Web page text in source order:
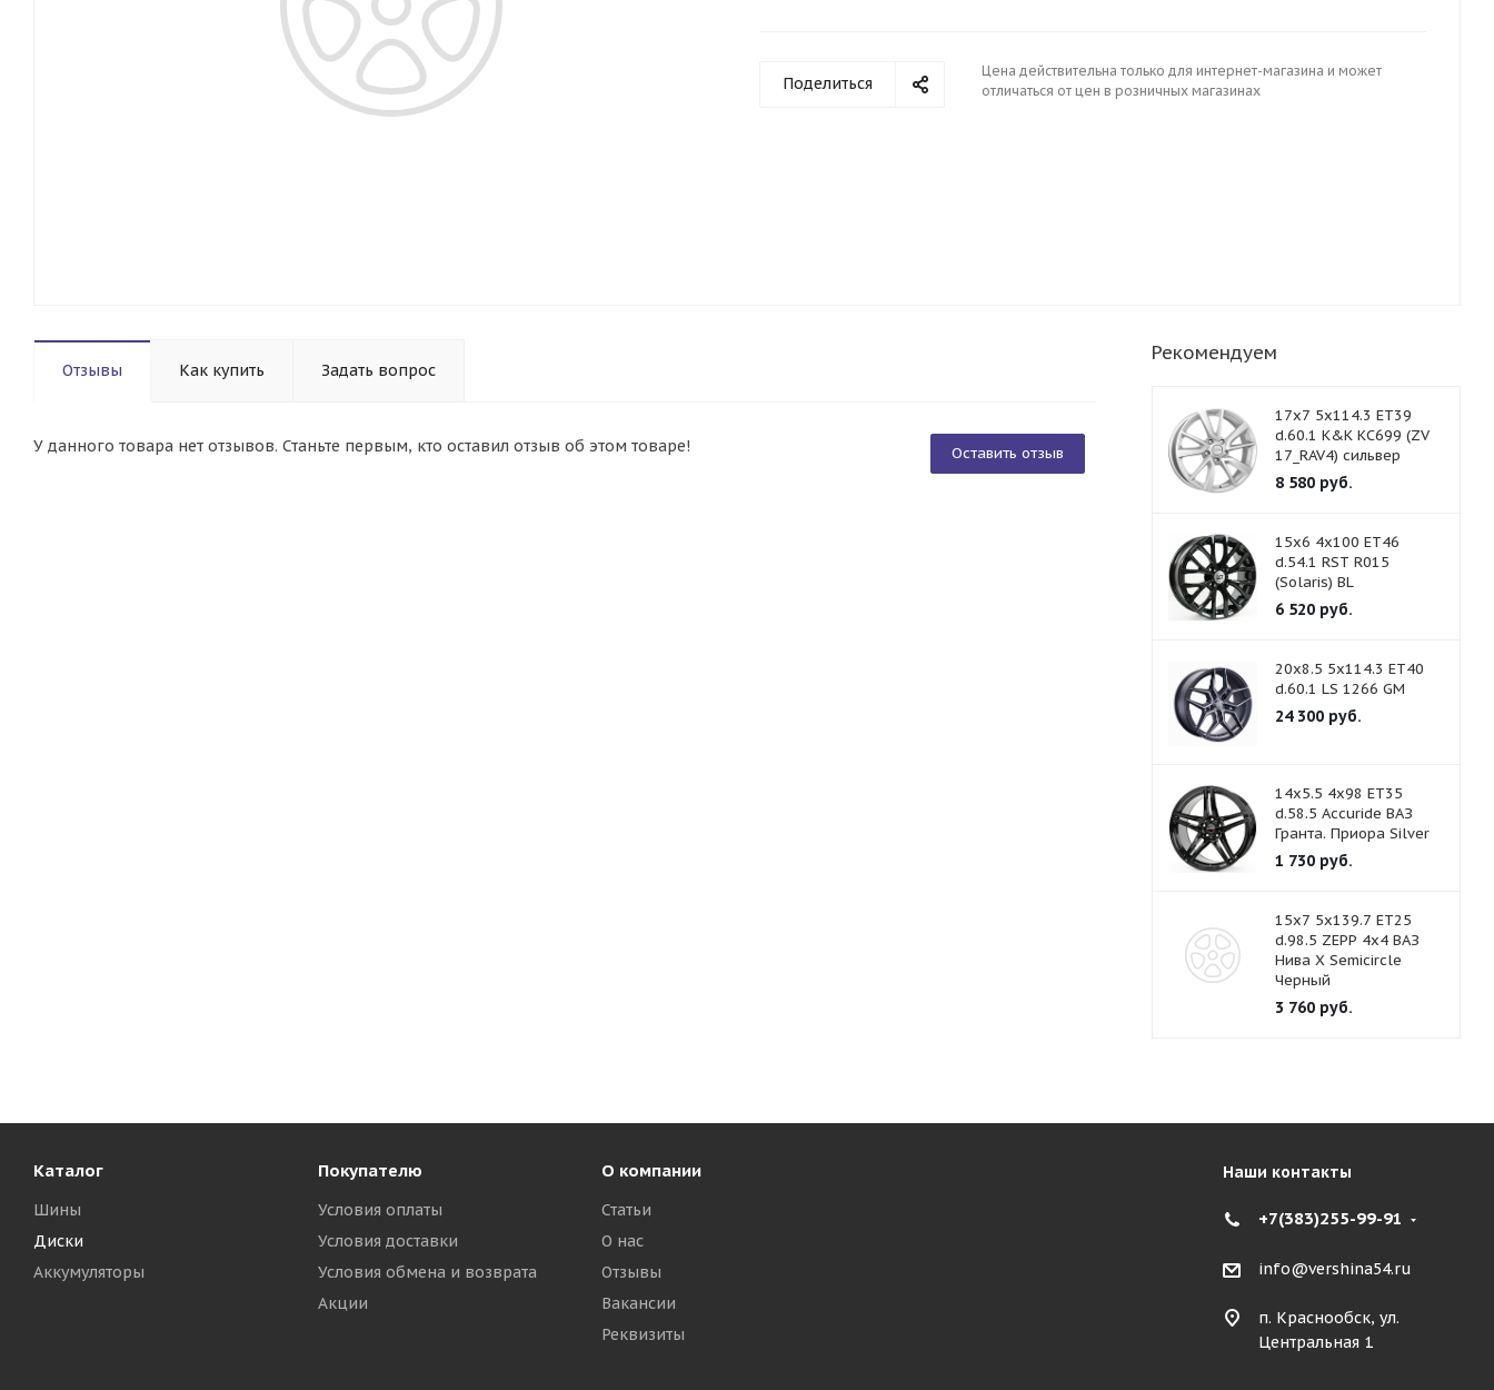
Поделиться
Цена действительна только для интернет-магазина и может
отличаться от цен в розничных магазинах
Отзывы Как купить Задать вопрос
Оставить отзыв
У данного товара нет отзывов. Станьте первым, кто оставил отзыв об этом товаре!
Рекомендуем
17x7 5x114.3 ET39
d.60.1 K&K КС699 (ZV
17_RAV4) сильвер
8 580руб.
15x6 4x100 ET46
d.54.1 RST R015
(Solaris) BL
6 520руб.
20x8.5 5x114.3 ET40
d.60.1 LS 1266 GM
24 300руб.
14x5.5 4x98 ET35
d.58.5 Accuride ВАЗ
Гранта. Приора Silver
1 730руб.
15x7 5x139.7 ET25
d.98.5 ZEPP 4x4 ВАЗ
Нива Х Semicircle
Черный
3 760руб.
Каталог
Шины
Диски
Аккумуляторы
Покупателю
Условия оплаты
Условия доставки
Условия обмена и возврата
Акции
О компании
Статьи
О нас
Отзывы
Вакансии
Реквизиты
Наши контакты
+7(383)255-99-91
info@vershina54.ru
п. Краснообск, ул.
Центральная 1